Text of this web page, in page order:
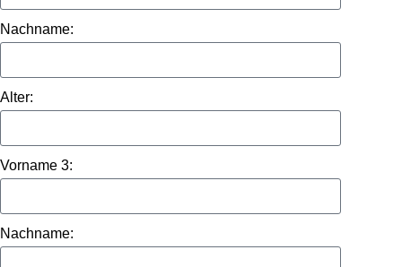
Nachname:
Alter:
Vorname 3:
Nachname: